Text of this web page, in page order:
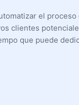
el proceso
clientes
que puede